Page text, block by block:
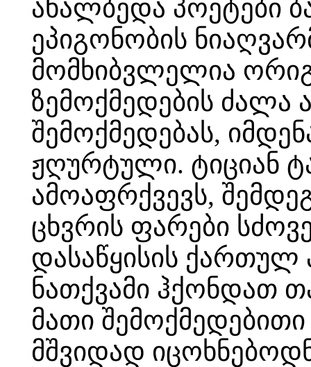
ახალბედა პოეტები
ეპიგონობის
მომხიბვლელია
ზემოქმედების ძალა
შემოქმედებას,
ჟღურტული. ტიციან
ამოაფრქვევს,
ცხვრის ფარები
დასაწყისის ქართულ
ნათქვამი ჰქონდათ
მათი
მშვიდად